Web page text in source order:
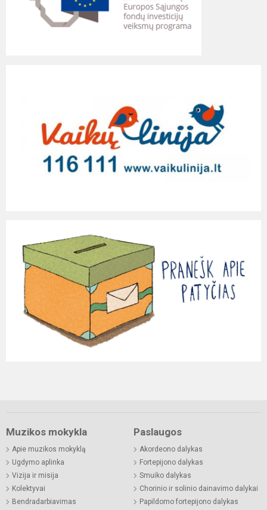
Muzikos mokykla
Apie muzikos mokyklą
Ugdymo aplinka
Vizija ir misija
Kolektyvai
Bendradarbiavimas
Paslaugos
Akordeono dalykas
Fortepijono dalykas
Smuiko dalykas
Chorinio ir solinio dainavimo dalykai
Papildomo fortepijono dalykas